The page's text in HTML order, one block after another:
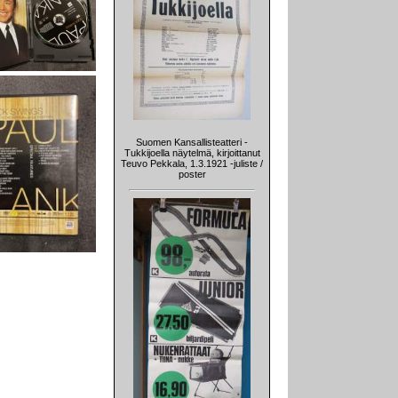
Suomen Kansallisteatteri -
Tukkijoella näytelmä, kirjoittanut
Teuvo Pekkala, 1.3.1921 -juliste /
poster